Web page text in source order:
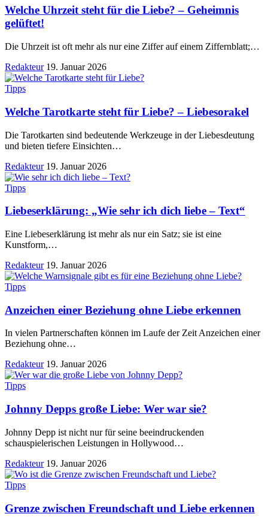
Welche Uhrzeit steht für die Liebe? – Geheimnis
gelüftet!
Die Uhrzeit ist oft mehr als nur eine Ziffer auf einem Ziffernblatt;…
Redakteur 19. Januar 2026
Tipps
Welche Tarotkarte steht für Liebe? – Liebesorakel
Die Tarotkarten sind bedeutende Werkzeuge in der Liebesdeutung
und bieten tiefere Einsichten…
Redakteur 19. Januar 2026
Tipps
Liebeserklärung: „Wie sehr ich dich liebe – Text“
Eine Liebeserklärung ist mehr als nur ein Satz; sie ist eine
Kunstform,…
Redakteur 19. Januar 2026
Tipps
Anzeichen einer Beziehung ohne Liebe erkennen
In vielen Partnerschaften können im Laufe der Zeit Anzeichen einer
Beziehung ohne…
Redakteur 19. Januar 2026
Tipps
Johnny Depps große Liebe: Wer war sie?
Johnny Depp ist nicht nur für seine beeindruckenden
schauspielerischen Leistungen in Hollywood…
Redakteur 19. Januar 2026
Tipps
Grenze zwischen Freundschaft und Liebe erkennen